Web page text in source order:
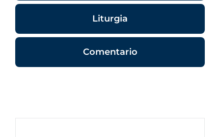
Liturgia
Comentario